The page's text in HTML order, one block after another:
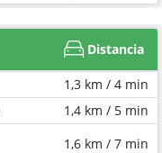
Distancia
1,3 km / 4 min
1,4 km / 5 min
1,6 km / 7 min